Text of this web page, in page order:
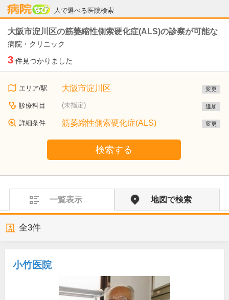
人で選べる医院検索
病院なび
大阪市淀川区の筋萎縮性側索硬化症(ALS)の診察が可能な
病院・クリニック
3 件見つかりました
エリア/駅 大阪市淀川区 変更
診療科目 (未指定) 追加
詳細条件 筋萎縮性側索硬化症(ALS) 変更
検索する
一覧表示 地図で検索
全3件
小竹医院